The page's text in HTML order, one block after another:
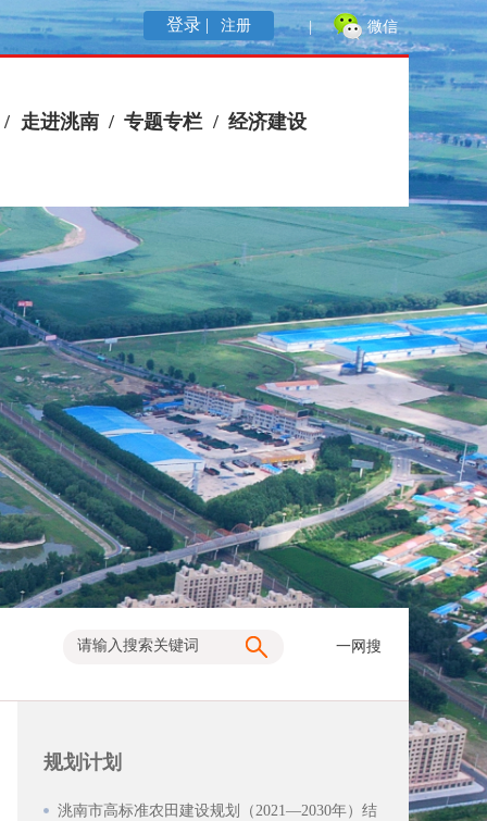
微信
|
登录 | 注册
/ 走进洮南 / 专题专栏 / 经济建设
一网搜
规划计划
洮南市高标准农田建设规划（2021—2030年）结